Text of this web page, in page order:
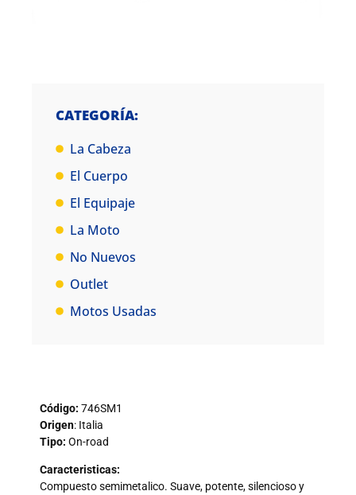
CATEGORÍA:
La Cabeza
El Cuerpo
El Equipaje
La Moto
No Nuevos
Outlet
Motos Usadas
Código: 746SM1
Origen: Italia
Tipo: On-road
Caracteristicas:
Compuesto semimetalico. Suave, potente, silencioso y